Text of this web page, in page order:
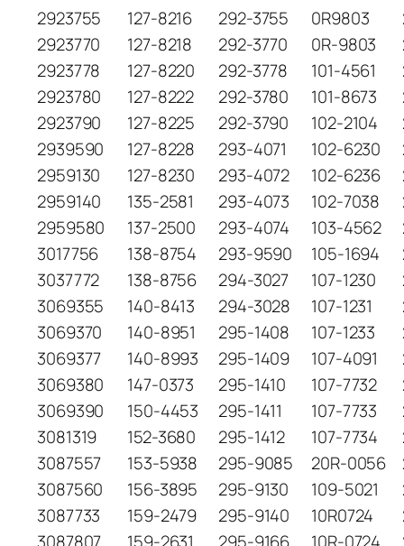
2923755
127-8216 292-3755 0R9803
2923770
127-8218 292-3770 0R-9803
2923778
127-8220 292-3778 101-4561
2923780
127-8222 292-3780 101-8673
2923790
127-8225 292-3790 102-2104
2939590
127-8228 293-4071 102-6230
2959130
127-8230 293-4072 102-6236
2959140
135-2581 293-4073 102-7038
2959580
137-2500 293-4074 103-4562
3017756
138-8754 293-9590 105-1694
3037772
138-8756 294-3027 107-1230
3069355
140-8413 294-3028 107-1231
3069370
140-8951 295-1408 107-1233
3069377
140-8993 295-1409 107-4091
3069380
147-0373 295-1410 107-7732
3069390
150-4453 295-1411 107-7733
3081319
152-3680 295-1412 107-7734
3087557
153-5938 295-9085 20R-0056
3087560
156-3895 295-9130 109-5021
3087733
159-2479 295-9140 10R0724